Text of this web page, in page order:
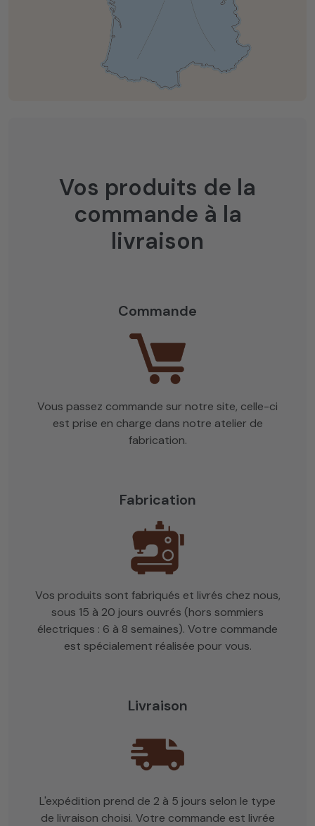
Vos produits de la
commande à la
livraison
Commande
Vous passez commande sur notre site, celle-ci
est prise en charge dans notre atelier de
fabrication.
Fabrication
Vos produits sont fabriqués et livrés chez nous,
sous 15 à 20 jours ouvrés (hors sommiers
électriques : 6 à 8 semaines). Votre commande
est spécialement réalisée pour vous.
Livraison
L'expédition prend de 2 à 5 jours selon le type
de livraison choisi. Votre commande est livrée